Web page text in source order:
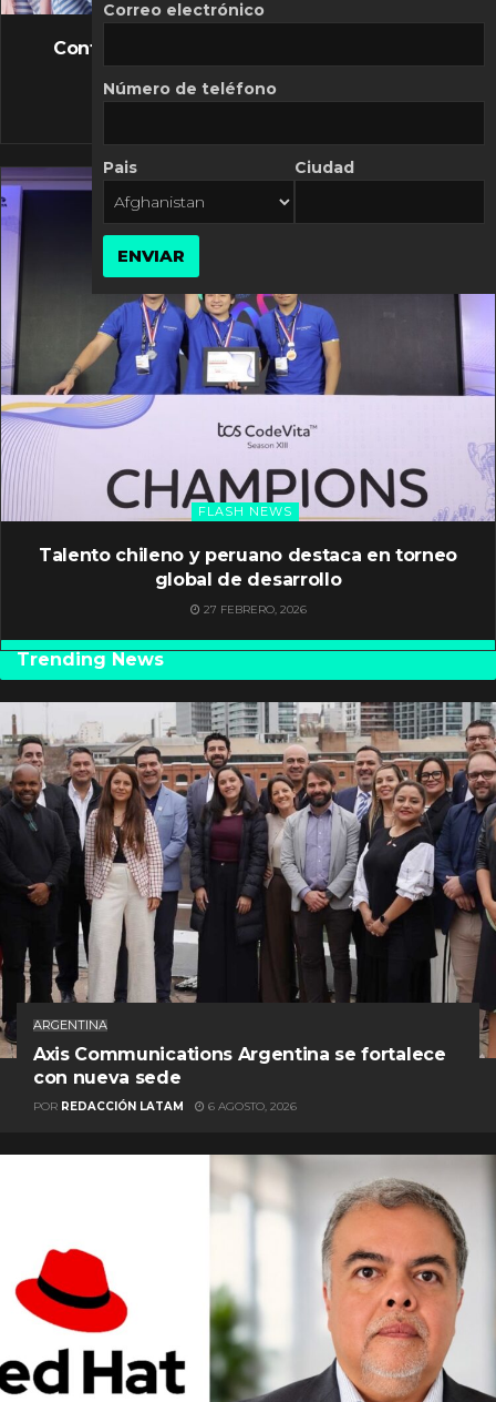
FLASH NEWS
Controversia de Mercado Libre por costos
10 MARZO, 2026
FLASH NEWS
Talento chileno y peruano destaca en torneo
global de desarrollo
27 FEBRERO, 2026
Trending News
ARGENTINA
Axis Communications Argentina se fortalece
con nueva sede
POR REDACCIÓN LATAM 6 AGOSTO, 2026
Correo electrónico
Número de teléfono
Pais Ciudad
ENVIAR